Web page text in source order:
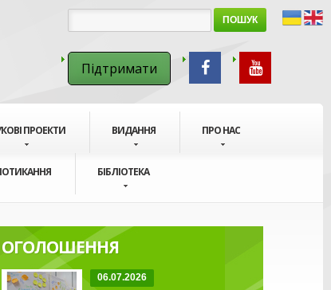
ПОШУК
Підтримати
ПРОЕКТИ ВИДАННЯ ПРО НАС
БІБЛІОТЕКА
ОГОЛОШЕННЯ
06.07.2026